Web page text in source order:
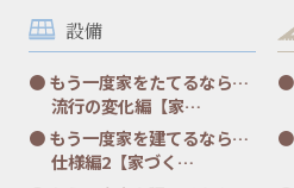
設備
もう一度家をたてるなら…
流行の変化編【家…
もう一度家を建てるなら…
仕様編2【家づく…